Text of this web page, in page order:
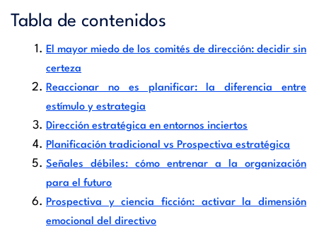
Tabla de contenidos
El mayor miedo de los comités de dirección: decidir sin
certeza
Reaccionar no es planificar: la diferencia entre
estímulo y estrategia
Dirección estratégica en entornos inciertos
Planificación tradicional vs Prospectiva estratégica
Señales débiles: cómo entrenar a la organización
para el futuro
Prospectiva y ciencia ficción: activar la dimensión
emocional del directivo